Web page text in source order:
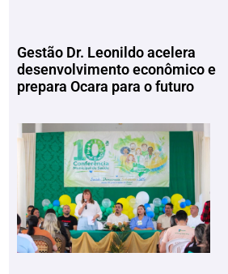
Gestão Dr. Leonildo acelera
desenvolvimento econômico e
prepara Ocara para o futuro